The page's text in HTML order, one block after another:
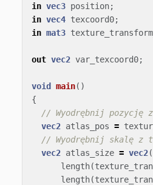
in vec3 position;
in vec4 texcoord0;
in mat3
out vec2 var_texcoord0;
void main()
{
// Wyodrębnij pozycję
vec2 atlas_pos =
// Wyodrębnij skalę z
vec2 atlas_size = vec2(
length(
length(